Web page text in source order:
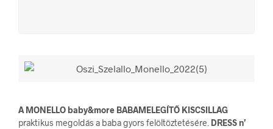
A MONELLO baby&more BABAMELEGÍTŐ KISCSILLAG
praktikus megoldás a baba gyors felöltöztetésére. DRESS n’